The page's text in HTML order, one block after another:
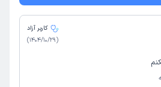
کاربر آزاد
(
1404/10/29
)